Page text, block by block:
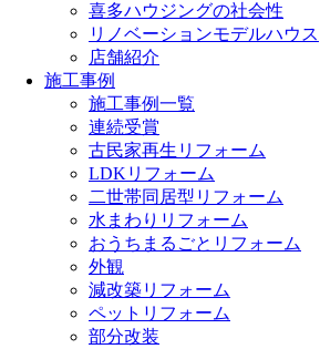
喜多ハウジングの社会性
リノベーションモデルハウス
店舗紹介
施工事例
施工事例一覧
連続受賞
古民家再生リフォーム
LDKリフォーム
二世帯同居型リフォーム
水まわりリフォーム
おうちまるごとリフォーム
外観
減改築リフォーム
ペットリフォーム
部分改装